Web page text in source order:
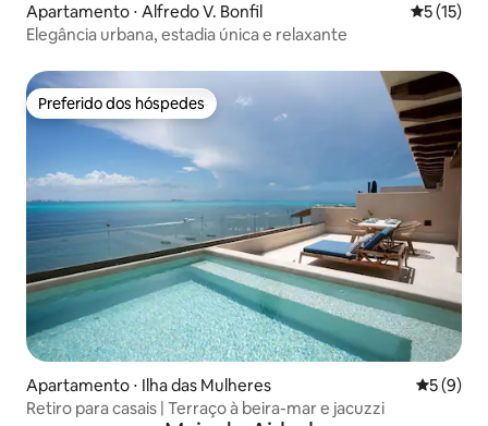
Apartamento ⋅ Alfredo V. Bonfil 5 de uma
5 (15)
Elegância urbana, estadia única e relaxante
Preferido dos hóspedes
Preferido dos hóspedes
Apartamento ⋅ Ilha das Mulheres 5 de
5 (9)
Retiro para casais | Terraço à beira-mar e jacuzzi